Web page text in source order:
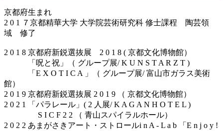
京都府生まれ
2 0 1 ７京都精華大学 大学院芸術研究科 修士課程 陶芸領
域 修了
2 0 1 8 京都府新鋭選抜展 2 0 1 8 ( 京都文化博物館）
「呪と祝」（ グループ展/ K U N S T A R Z T )
「E X O T I C A 」（ グループ展/ 富山市ガラス美術
館）
2 0 1 9 京都府新鋭選抜展 2 0 1 9 （ 京都文化博物館）
2 0 2 1 「パラレール」( 2 人展/ K A G A N H O T E L )
S I C F 2 2 （ 青山スパイラルホール）
2 0 2 2 あまがさきアート・ストロールi n A - L a b 「E n j o y !